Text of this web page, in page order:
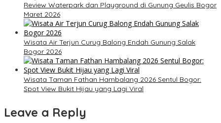
Review Waterpark dan Playground di Gunung Geulis Bogor
Maret 2026
Wisata Air Terjun Curug Balong Endah Gunung Salak
Bogor 2026
Wisata Taman Fathan Hambalang 2026 Sentul Bogor:
Spot View Bukit Hijau yang Lagi Viral
Leave a Reply